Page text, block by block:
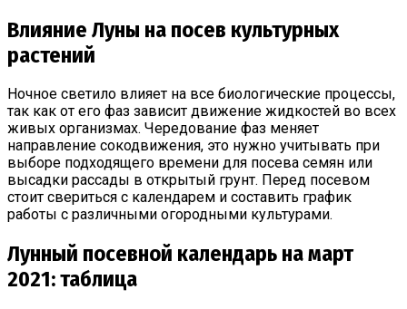
Влияние Луны на посев культурных
растений
Ночное светило влияет на все биологические процессы,
так как от его фаз зависит движение жидкостей во всех
живых организмах. Чередование фаз меняет
направление сокодвижения, это нужно учитывать при
выборе подходящего времени для посева семян или
высадки рассады в открытый грунт. Перед посевом
стоит свериться с календарем и составить график
работы с различными огородными культурами.
Лунный посевной календарь на март
2021: таблица